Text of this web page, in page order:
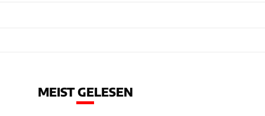
MEIST GELESEN